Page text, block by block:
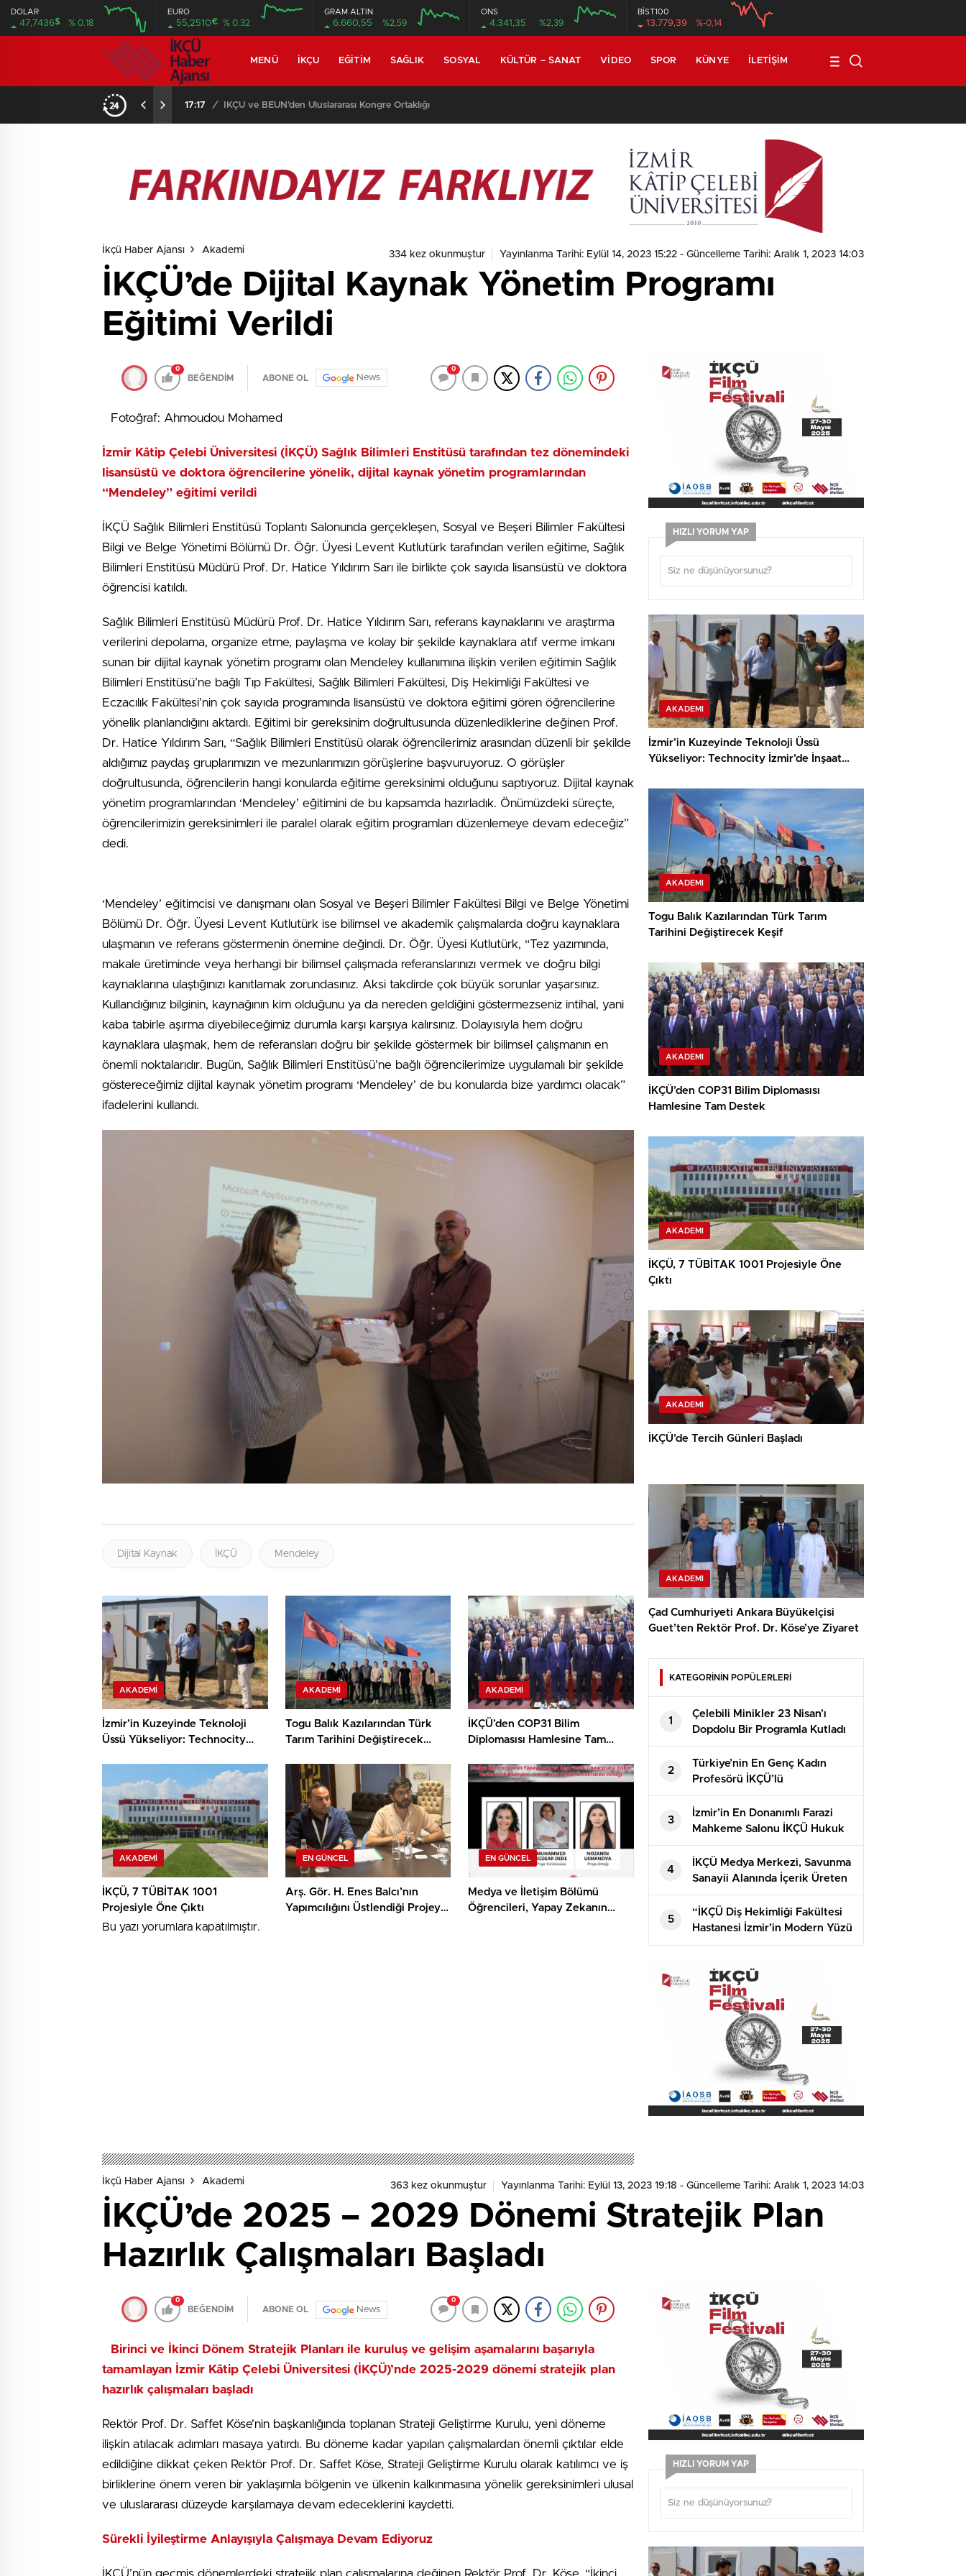
DOLAR
47,7436$ % 0.18
EURO
55,2510€ % 0.32
GRAM ALTIN
6.660,55 %2,59
ONS
4.341,35 %2,39
BİST100
13.779,39 %-0,14
MENÜ İKÇU EĞITIM SAĞLIK SOSYAL KÜLTÜR – SANAT VIDEO SPOR KÜNYE İLETIŞIM
17:08 / Prof. Dr. Mustafa Agah Tekindal’ın Makalesi En Çok Görüntülenen Yayınlar Arasında
İkçü Haber Ajansı Akademi 334 kez okunmuştur Yayınlanma Tarihi: Eylül 14, 2023 15:22 - Güncelleme Tarihi: Aralık 1, 2023 14:03
İKÇÜ’de Dijital Kaynak Yönetim Programı
Eğitimi Verildi
0
BEĞENDİM ABONE OL News
0
Fotoğraf: Ahmoudou Mohamed
İzmir Kâtip Çelebi Üniversitesi (İKÇÜ) Sağlık Bilimleri Enstitüsü tarafından tez dönemindeki
lisansüstü ve doktora öğrencilerine yönelik, dijital kaynak yönetim programlarından
“Mendeley” eğitimi verildi
İKÇÜ Sağlık Bilimleri Enstitüsü Toplantı Salonunda gerçekleşen, Sosyal ve Beşeri Bilimler Fakültesi
Bilgi ve Belge Yönetimi Bölümü Dr. Öğr. Üyesi Levent Kutlutürk tarafından verilen eğitime, Sağlık
Bilimleri Enstitüsü Müdürü Prof. Dr. Hatice Yıldırım Sarı ile birlikte çok sayıda lisansüstü ve doktora
öğrencisi katıldı.
Sağlık Bilimleri Enstitüsü Müdürü Prof. Dr. Hatice Yıldırım Sarı, referans kaynaklarını ve araştırma
verilerini depolama, organize etme, paylaşma ve kolay bir şekilde kaynaklara atıf verme imkanı
sunan bir dijital kaynak yönetim programı olan Mendeley kullanımına ilişkin verilen eğitimin Sağlık
Bilimleri Enstitüsü’ne bağlı Tıp Fakültesi, Sağlık Bilimleri Fakültesi, Diş Hekimliği Fakültesi ve
Eczacılık Fakültesi’nin çok sayıda programında lisansüstü ve doktora eğitimi gören öğrencilerine
yönelik planlandığını aktardı. Eğitimi bir gereksinim doğrultusunda düzenlediklerine değinen Prof.
Dr. Hatice Yıldırım Sarı, “Sağlık Bilimleri Enstitüsü olarak öğrencilerimiz arasından düzenli bir şekilde
aldığımız paydaş gruplarımızın ve mezunlarımızın görüşlerine başvuruyoruz. O görüşler
doğrultusunda, öğrencilerin hangi konularda eğitime gereksinimi olduğunu saptıyoruz. Dijital kaynak
yönetim programlarından ‘Mendeley’ eğitimini de bu kapsamda hazırladık. Önümüzdeki süreçte,
öğrencilerimizin gereksinimleri ile paralel olarak eğitim programları düzenlemeye devam edeceğiz”
dedi.
‘Mendeley’ eğitimcisi ve danışmanı olan Sosyal ve Beşeri Bilimler Fakültesi Bilgi ve Belge Yönetimi
Bölümü Dr. Öğr. Üyesi Levent Kutlutürk ise bilimsel ve akademik çalışmalarda doğru kaynaklara
ulaşmanın ve referans göstermenin önemine değindi. Dr. Öğr. Üyesi Kutlutürk, “Tez yazımında,
makale üretiminde veya herhangi bir bilimsel çalışmada referanslarınızı vermek ve doğru bilgi
kaynaklarına ulaştığınızı kanıtlamak zorundasınız. Aksi takdirde çok büyük sorunlar yaşarsınız.
Kullandığınız bilginin, kaynağının kim olduğunu ya da nereden geldiğini göstermezseniz intihal, yani
kaba tabirle aşırma diyebileceğimiz durumla karşı karşıya kalırsınız. Dolayısıyla hem doğru
kaynaklara ulaşmak, hem de referansları doğru bir şekilde göstermek bir bilimsel çalışmanın en
önemli noktalarıdır. Bugün, Sağlık Bilimleri Enstitüsü’ne bağlı öğrencilerimize uygulamalı bir şekilde
göstereceğimiz dijital kaynak yönetim programı ‘Mendeley’ de bu konularda bize yardımcı olacak”
ifadelerini kullandı.
Dijital Kaynak İKÇÜ Mendeley
AKADEMI
İzmir’in Kuzeyinde Teknoloji
Üssü Yükseliyor: Technocity
AKADEMI
Togu Balık Kazılarından Türk
Tarım Tarihini Değiştirecek
AKADEMI
İKÇÜ’den COP31 Bilim
Diplomasısı Hamlesine Tam
AKADEMI
İKÇÜ, 7 TÜBİTAK 1001
Projesiyle Öne Çıktı
EN GÜNCEL
Arş. Gör. H. Enes Balcı’nın
Yapımcılığını Üstlendiği Projeye
EN GÜNCEL
Medya ve İletişim Bölümü
Öğrencileri, Yapay Zekanın
Bu yazı yorumlara kapatılmıştır.
HIZLI YORUM YAP
AKADEMI
İzmir’in Kuzeyinde Teknoloji Üssü
Yükseliyor: Technocity İzmir’de İnşaat
AKADEMI
Togu Balık Kazılarından Türk Tarım
Tarihini Değiştirecek Keşif
AKADEMI
İKÇÜ’den COP31 Bilim Diplomasısı
Hamlesine Tam Destek
AKADEMI
İKÇÜ, 7 TÜBİTAK 1001 Projesiyle Öne
Çıktı
AKADEMI
İKÇÜ’de Tercih Günleri Başladı
AKADEMI
Çad Cumhuriyeti Ankara Büyükelçisi
Guet’ten Rektör Prof. Dr. Köse’ye Ziyaret
KATEGORİNİN POPÜLERLERİ
1
Çelebili Minikler 23 Nisan’ı
Dopdolu Bir Programla Kutladı
2
Türkiye’nin En Genç Kadın
Profesörü İKÇÜ’lü
3
İzmir’in En Donanımlı Farazi
Mahkeme Salonu İKÇÜ Hukuk
Fakültesi’nde Açıldı
4
İKÇÜ Medya Merkezi, Savunma
Sanayii Alanında İçerik Üreten
Kaner Kurt’u Ağırladı
5
“İKÇÜ Diş Hekimliği Fakültesi
Hastanesi İzmir’in Modern Yüzü
Olacak”
İkçü Haber Ajansı Akademi 363 kez okunmuştur Yayınlanma Tarihi: Eylül 13, 2023 19:18 - Güncelleme Tarihi: Aralık 1, 2023 14:03
İKÇÜ’de 2025 – 2029 Dönemi Stratejik Plan
Hazırlık Çalışmaları Başladı
0
BEĞENDİM ABONE OL News
0
Birinci ve İkinci Dönem Stratejik Planları ile kuruluş ve gelişim aşamalarını başarıyla
tamamlayan İzmir Kâtip Çelebi Üniversitesi (İKÇÜ)’nde 2025-2029 dönemi stratejik plan
hazırlık çalışmaları başladı
Rektör Prof. Dr. Saffet Köse’nin başkanlığında toplanan Strateji Geliştirme Kurulu, yeni döneme
ilişkin atılacak adımları masaya yatırdı. Bu döneme kadar yapılan çalışmalardan önemli çıktılar elde
edildiğine dikkat çeken Rektör Prof. Dr. Saffet Köse, Strateji Geliştirme Kurulu olarak katılımcı ve iş
birliklerine önem veren bir yaklaşımla bölgenin ve ülkenin kalkınmasına yönelik gereksinimleri ulusal
ve uluslararası düzeyde karşılamaya devam edeceklerini kaydetti.
Sürekli İyileştirme Anlayışıyla Çalışmaya Devam Ediyoruz
HIZLI YORUM YAP